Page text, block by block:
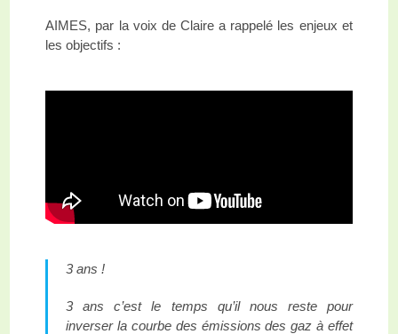
AIMES, par la voix de Claire a rappelé les enjeux et
les objectifs :
3 ans !
3 ans c’est le temps qu’il nous reste pour
inverser la courbe des émissions des gaz à effet